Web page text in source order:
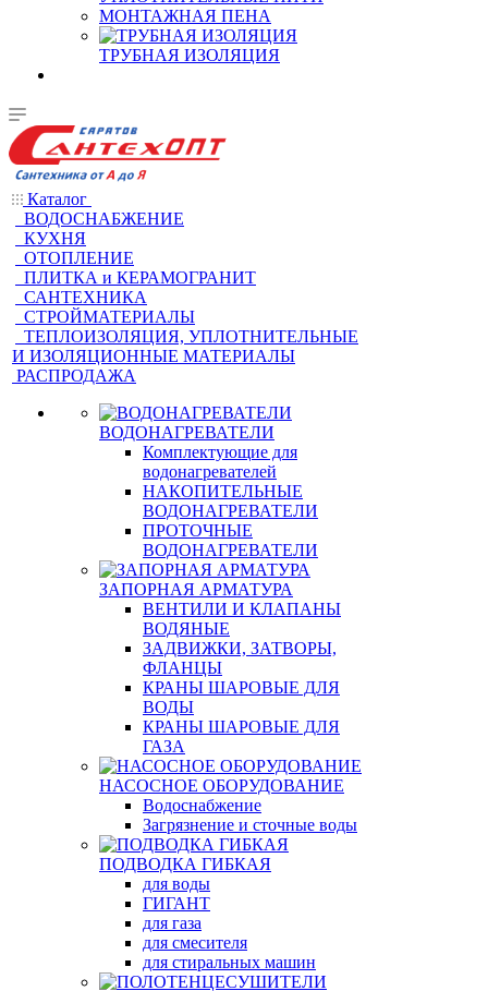
МОНТАЖНАЯ ПЕНА
ТРУБНАЯ ИЗОЛЯЦИЯ
Каталог
ВОДОСНАБЖЕНИЕ
КУХНЯ
ОТОПЛЕНИЕ
ПЛИТКА и КЕРАМОГРАНИТ
САНТЕХНИКА
СТРОЙМАТЕРИАЛЫ
ТЕПЛОИЗОЛЯЦИЯ, УПЛОТНИТЕЛЬНЫЕ
И ИЗОЛЯЦИОННЫЕ МАТЕРИАЛЫ
РАСПРОДАЖА
ВОДОНАГРЕВАТЕЛИ
Комплектующие для
водонагревателей
НАКОПИТЕЛЬНЫЕ
ВОДОНАГРЕВАТЕЛИ
ПРОТОЧНЫЕ
ВОДОНАГРЕВАТЕЛИ
ЗАПОРНАЯ АРМАТУРА
ВЕНТИЛИ И КЛАПАНЫ
ВОДЯНЫЕ
ЗАДВИЖКИ, ЗАТВОРЫ,
ФЛАНЦЫ
КРАНЫ ШАРОВЫЕ ДЛЯ
ВОДЫ
КРАНЫ ШАРОВЫЕ ДЛЯ
ГАЗА
НАСОСНОЕ ОБОРУДОВАНИЕ
Водоснабжение
Загрязнение и сточные воды
ПОДВОДКА ГИБКАЯ
для воды
ГИГАНТ
для газа
для смесителя
для стиральных машин